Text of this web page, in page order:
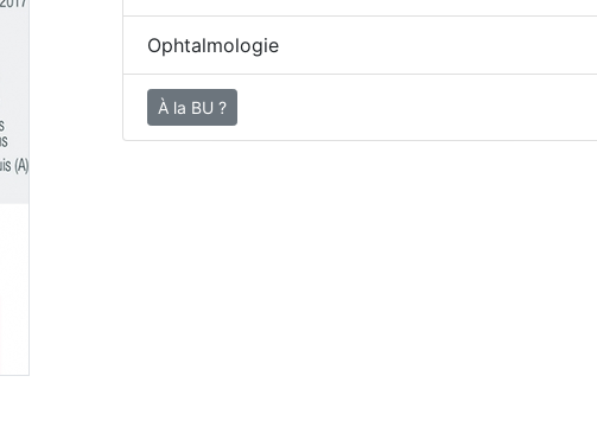
Ophtalmologie
À la BU ?